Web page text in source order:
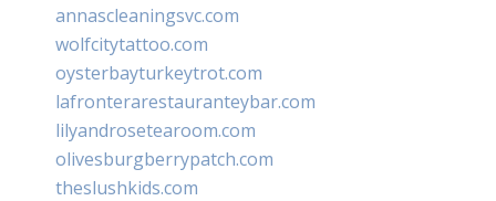
annascleaningsvc.com
wolfcitytattoo.com
oysterbayturkeytrot.com
lafronterarestauranteybar.com
lilyandrosetearoom.com
olivesburgberrypatch.com
theslushkids.com